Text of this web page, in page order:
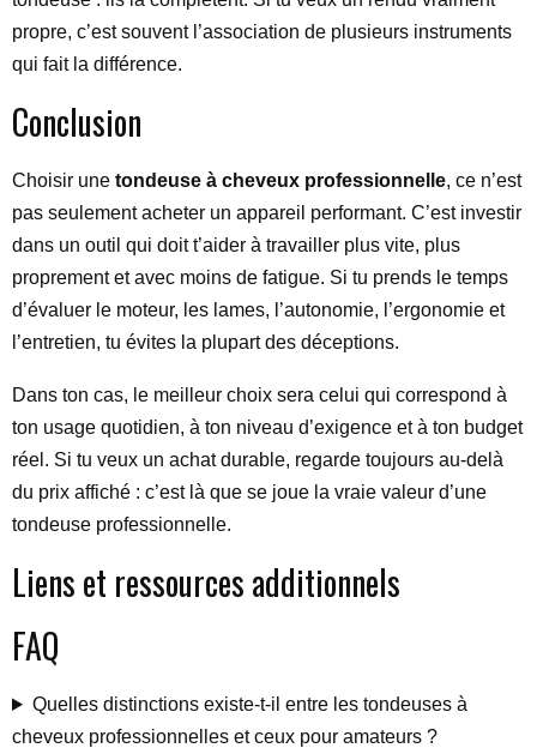
propre, c’est souvent l’association de plusieurs instruments
qui fait la différence.
Conclusion
Choisir une tondeuse à cheveux professionnelle, ce n’est
pas seulement acheter un appareil performant. C’est investir
dans un outil qui doit t’aider à travailler plus vite, plus
proprement et avec moins de fatigue. Si tu prends le temps
d’évaluer le moteur, les lames, l’autonomie, l’ergonomie et
l’entretien, tu évites la plupart des déceptions.
Dans ton cas, le meilleur choix sera celui qui correspond à
ton usage quotidien, à ton niveau d’exigence et à ton budget
réel. Si tu veux un achat durable, regarde toujours au-delà
du prix affiché : c’est là que se joue la vraie valeur d’une
tondeuse professionnelle.
Liens et ressources additionnels
FAQ
Quelles distinctions existe-t-il entre les tondeuses à
cheveux professionnelles et ceux pour amateurs ?